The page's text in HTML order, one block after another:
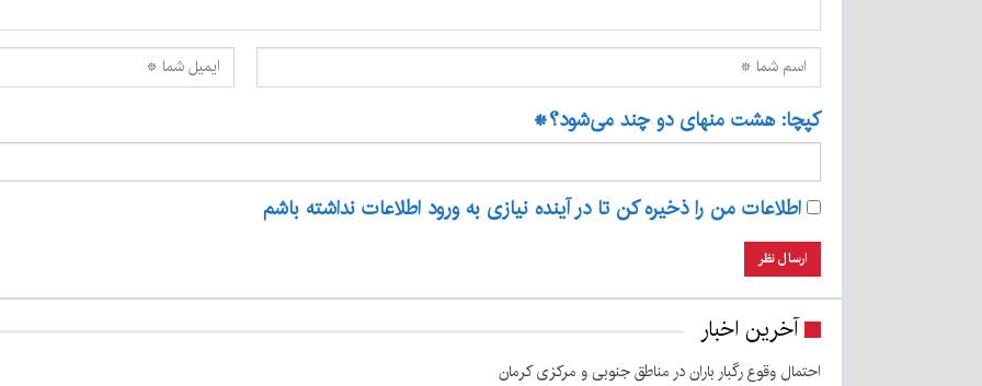
کپچا: هشت منهای دو چند می‌شود؟*
اطلاعات من را ذخیره کن تا در آینده نیازی به ورود اطلاعات نداشته باشم
آخرین اخبار
احتمال وقوع رگبار باران در مناطق جنوبی و مرکزی کرمان